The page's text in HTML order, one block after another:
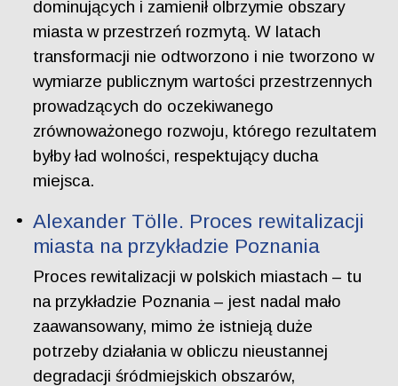
dominujących i zamienił olbrzymie obszary
miasta w przestrzeń rozmytą. W latach
transformacji nie odtworzono i nie tworzono w
wymiarze publicznym wartości przestrzennych
prowadzących do oczekiwanego
zrównoważonego rozwoju, którego rezultatem
byłby ład wolności, respektujący ducha
miejsca.
Alexander Tölle. Proces rewitalizacji
miasta na przykładzie Poznania
Proces rewitalizacji w polskich miastach – tu
na przykładzie Poznania – jest nadal mało
zaawansowany, mimo że istnieją duże
potrzeby działania w obliczu nieustannej
degradacji śródmiejskich obszarów,